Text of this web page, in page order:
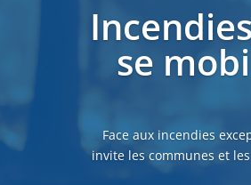
se
Face aux incendies
invite les communes et